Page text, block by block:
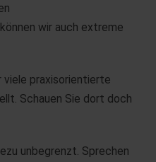
wir auch extreme
viele praxisorientierte
Schauen Sie dort doch
unbegrenzt. Sprechen